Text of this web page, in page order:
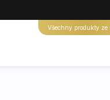
Všechny produkty